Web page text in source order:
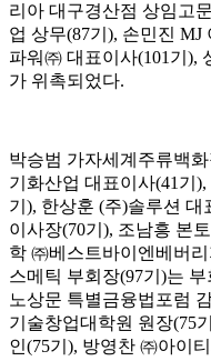
리아 대구경산점 상임고
업 상무(87기), 손민진
파워㈜ 대표이사(101기),
가 위촉되었다.
박승범 가자세계주류백
기화산업 대표이사(41기
기), 한상훈 (주)솔루션
이사장(70기), 조남흥 본
학 ㈜베스트바이엔베버
스메틱 부회장(97기)는
노상문 특별금융법포럼
기술창업대학원 원장(75
인(75기), 방영찬 ㈜아이